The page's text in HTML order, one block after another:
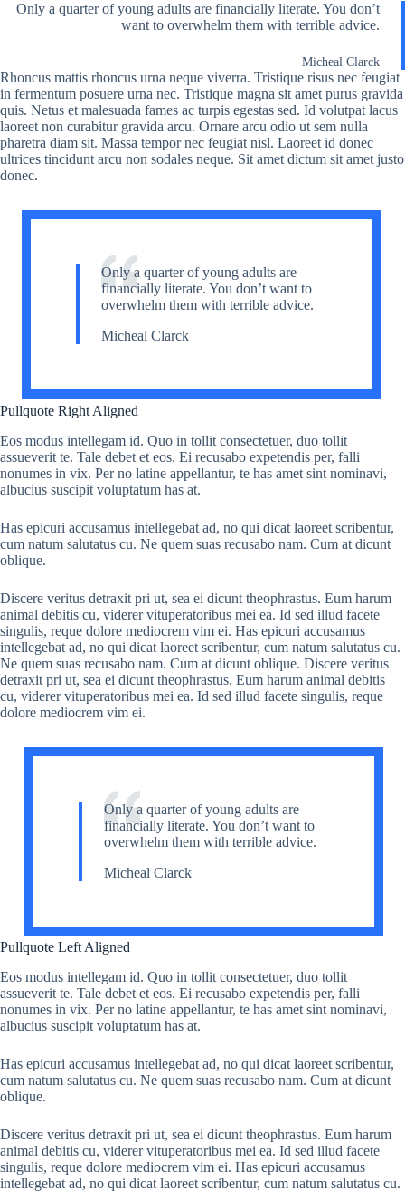
Only a quarter of young adults are financially literate. You don’t
want to overwhelm them with terrible advice.
Micheal Clarck
Rhoncus mattis rhoncus urna neque viverra. Tristique risus nec feugiat
in fermentum posuere urna nec. Tristique magna sit amet purus gravida
quis. Netus et malesuada fames ac turpis egestas sed. Id volutpat lacus
laoreet non curabitur gravida arcu. Ornare arcu odio ut sem nulla
pharetra diam sit. Massa tempor nec feugiat nisl. Laoreet id donec
ultrices tincidunt arcu non sodales neque. Sit amet dictum sit amet justo
donec.
Only a quarter of young adults are
financially literate. You don’t want to
overwhelm them with terrible advice.
Micheal Clarck
Pullquote Right Aligned
Eos modus intellegam id. Quo in tollit consectetuer, duo tollit
assueverit te. Tale debet et eos. Ei recusabo expetendis per, falli
nonumes in vix. Per no latine appellantur, te has amet sint nominavi,
albucius suscipit voluptatum has at.
Has epicuri accusamus intellegebat ad, no qui dicat laoreet scribentur,
cum natum salutatus cu. Ne quem suas recusabo nam. Cum at dicunt
oblique.
Discere veritus detraxit pri ut, sea ei dicunt theophrastus. Eum harum
animal debitis cu, viderer vituperatoribus mei ea. Id sed illud facete
singulis, reque dolore mediocrem vim ei. Has epicuri accusamus
intellegebat ad, no qui dicat laoreet scribentur, cum natum salutatus cu.
Ne quem suas recusabo nam. Cum at dicunt oblique. Discere veritus
detraxit pri ut, sea ei dicunt theophrastus. Eum harum animal debitis
cu, viderer vituperatoribus mei ea. Id sed illud facete singulis, reque
dolore mediocrem vim ei.
Only a quarter of young adults are
financially literate. You don’t want to
overwhelm them with terrible advice.
Micheal Clarck
Pullquote Left Aligned
Eos modus intellegam id. Quo in tollit consectetuer, duo tollit
assueverit te. Tale debet et eos. Ei recusabo expetendis per, falli
nonumes in vix. Per no latine appellantur, te has amet sint nominavi,
albucius suscipit voluptatum has at.
Has epicuri accusamus intellegebat ad, no qui dicat laoreet scribentur,
cum natum salutatus cu. Ne quem suas recusabo nam. Cum at dicunt
oblique.
Discere veritus detraxit pri ut, sea ei dicunt theophrastus. Eum harum
animal debitis cu, viderer vituperatoribus mei ea. Id sed illud facete
singulis, reque dolore mediocrem vim ei. Has epicuri accusamus
intellegebat ad, no qui dicat laoreet scribentur, cum natum salutatus cu.